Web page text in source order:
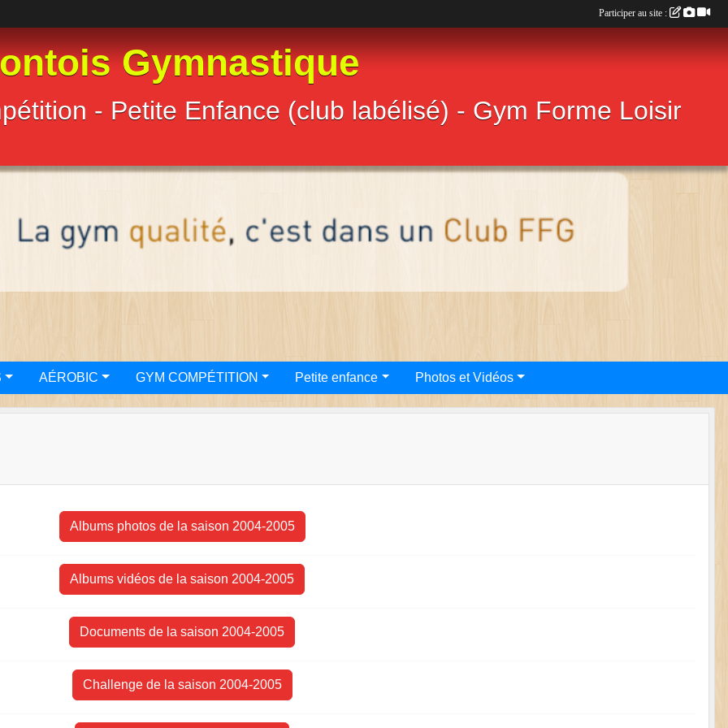
Gymnastique
- Petite Enfance (club labélisé) - Gym Forme Loisir
AÉROBIC GYM COMPÉTITION Petite enfance Photos et Vidéos
Albums photos de la saison 2004-2005
Albums vidéos de la saison 2004-2005
Documents de la saison 2004-2005
Challenge de la saison 2004-2005
Participer au site :